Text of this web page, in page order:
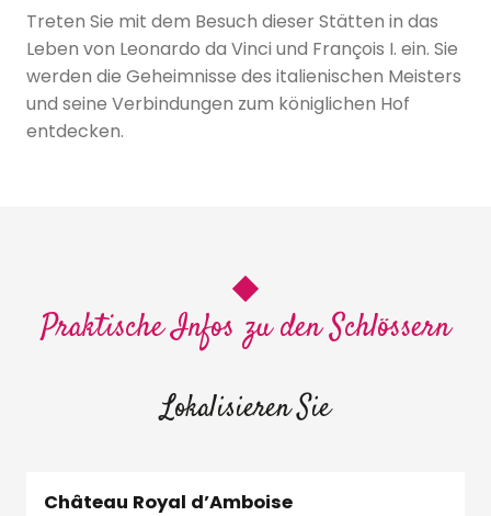
Treten Sie mit dem Besuch dieser Stätten in das
Leben von Leonardo da Vinci und François I. ein. Sie
werden die Geheimnisse des italienischen Meisters
und seine Verbindungen zum königlichen Hof
entdecken.
Praktische Infos zu den Schlössern
Lokalisieren Sie
Château Royal d’Amboise